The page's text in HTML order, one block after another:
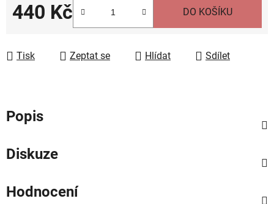
440 Kč DO KOŠÍKU
Tisk Zeptat se Hlídat Sdílet
Popis
Diskuze
Hodnocení